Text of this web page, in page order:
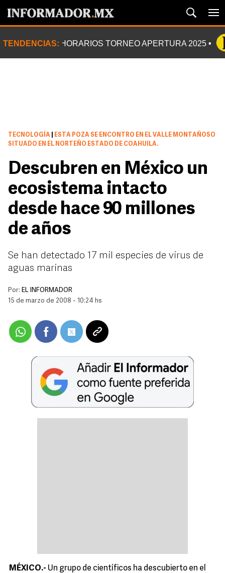
TENDENCIAS: HORARIOS TORNEO APERTURA 2025
TECNOLOGÍA
ESTA POZA SE ENCONTRO EN EL VALLE MONTAÑOSO
SITUADO EN EL NORTEÑO ESTADO DE COAHUILA.
Descubren en México un
ecosistema intacto
desde hace 90 millones
de años
Se han detectado 17 mil especies de virus de
aguas marinas
Por: EL INFORMADOR
15 de marzo de 2008 - 10:24 hs
MÉXICO.- Un grupo de científicos ha descubierto en el